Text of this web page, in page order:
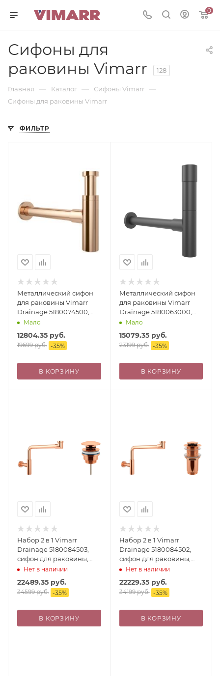
0
Сифоны для
раковины Vimarr
128
Главная — Каталог — Сифоны Vimarr —
Сифоны для раковины Vimarr
ФИЛЬТР
Металлический сифон
для раковины Vimarr
Drainage 5180074500,
розовое золото
Мало
12804.35 руб.
19699руб. -35%
В КОРЗИНУ
Металлический сифон
для раковины Vimarr
Drainage 5180063000,
черный матовый
Мало
15079.35руб.
23199руб. -35%
В КОРЗИНУ
Набор 2 в 1 Vimarr
Drainage 5180084503,
сифон для раковины,
донный клапан
универсальный, розовое
золото
Нет в наличии
22489.35 руб.
34599руб. -35%
В КОРЗИНУ
Набор 2 в 1 Vimarr
Drainage 5180084502,
сифон для раковины,
донный клапан без
перелива, розовое
золото
Нет в наличии
22229.35руб.
34199руб. -35%
В КОРЗИНУ